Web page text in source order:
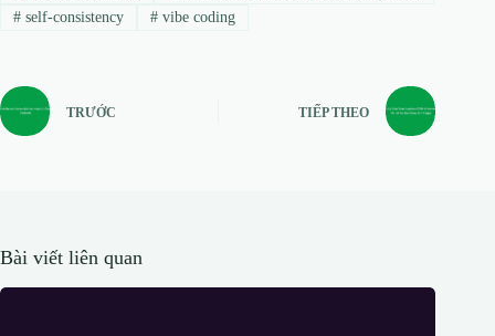
#self-consistency #vibe coding
TRƯỚC TIẾP THEO
Bài viết liên quan